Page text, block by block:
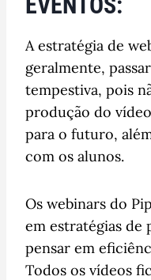
A estratégia de
geralmente,
tempestiva, pois
produção do
para o futuro,
com os alunos.
Os webinars do
em estratégias de
pensar em
Todos os vídeos